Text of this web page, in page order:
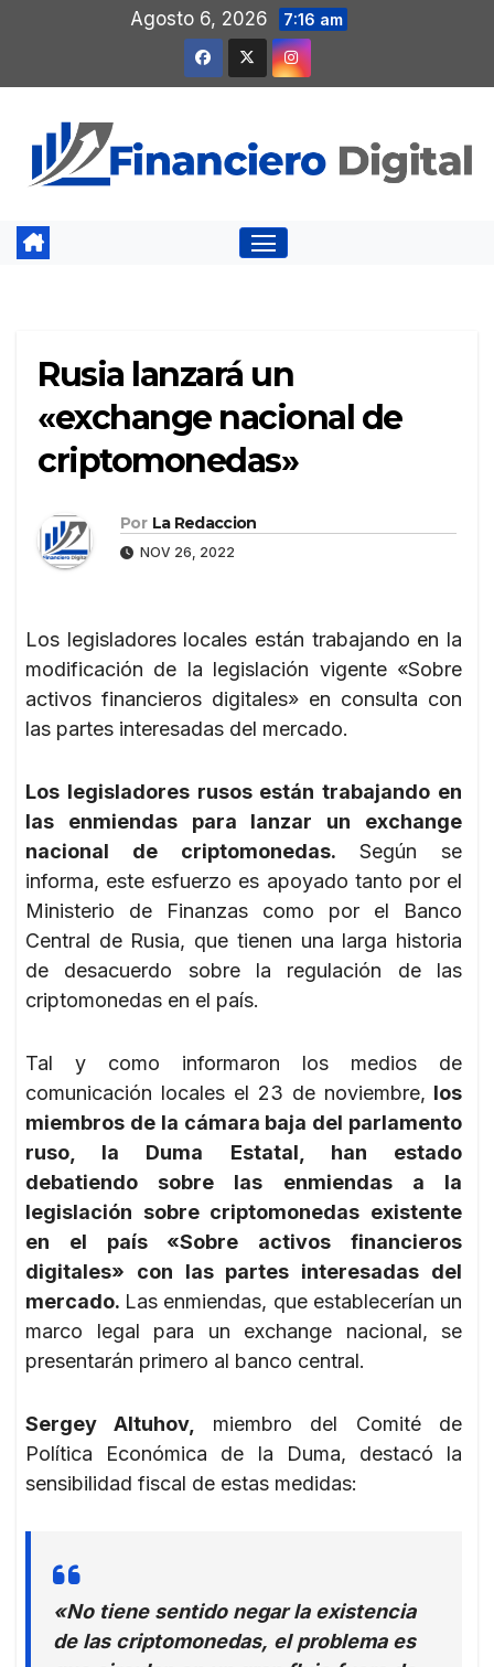
contenido
Agosto 6, 2026 7:16 am
Rusia lanzará un
«exchange nacional de
criptomonedas»
Por La Redaccion
NOV 26, 2022
Los legisladores locales están trabajando en la
modificación de la legislación vigente «Sobre
activos financieros digitales» en consulta con
las partes interesadas del mercado.
Los legisladores rusos están trabajando en
las enmiendas para lanzar un exchange
nacional de criptomonedas. Según se
informa, este esfuerzo es apoyado tanto por el
Ministerio de Finanzas como por el Banco
Central de Rusia, que tienen una larga historia
de desacuerdo sobre la regulación de las
criptomonedas en el país.
Tal y como informaron los medios de
comunicación locales el 23 de noviembre, los
miembros de la cámara baja del parlamento
ruso, la Duma Estatal, han estado
debatiendo sobre las enmiendas a la
legislación sobre criptomonedas existente
en el país «Sobre activos financieros
digitales» con las partes interesadas del
mercado. Las enmiendas, que establecerían un
marco legal para un exchange nacional, se
presentarán primero al banco central.
Sergey Altuhov, miembro del Comité de
Política Económica de la Duma, destacó la
sensibilidad fiscal de estas medidas:
«No tiene sentido negar la existencia
de las criptomonedas, el problema es